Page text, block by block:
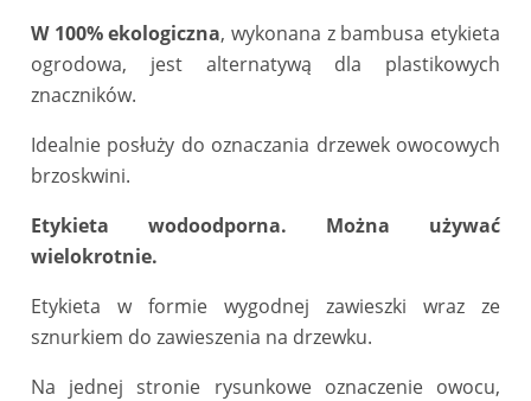
W 100% ekologiczna, wykonana z bambusa etykieta
ogrodowa, jest alternatywą dla plastikowych
znaczników.
Idealnie posłuży do oznaczania drzewek owocowych
brzoskwini.
Etykieta wodoodporna. Można używać
wielokrotnie.
Etykieta w formie wygodnej zawieszki wraz ze
sznurkiem do zawieszenia na drzewku.
Na jednej stronie rysunkowe oznaczenie owocu,